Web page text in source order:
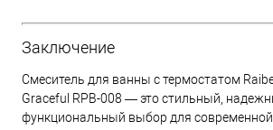
Заключение
Смеситель для ванны с термостатом
Graceful RPB-008 — это стильный,
функциональный выбор для